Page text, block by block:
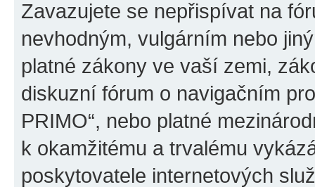
Zavazujete se nepřispívat na
nevhodným, vulgárním nebo
platné zákony ve vaší zemi,
diskuzní fórum o navigačním
PRIMO“, nebo platné
k okamžitému a trvalému
poskytovatele internetových